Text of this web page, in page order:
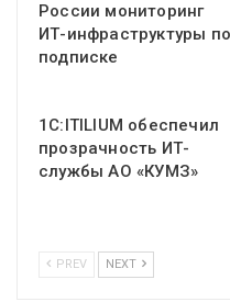
России мониторинг
ИТ-инфраструктуры по
подписке
1С:ITILIUM обеспечил
прозрачность ИТ-
службы АО «КУМЗ»
PREV NEXT